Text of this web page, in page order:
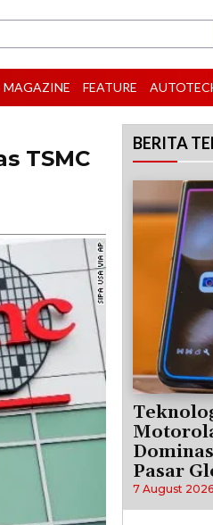
MAGAZINE FEATURE
TSMC
BERITA
Pasar
7 August 2026